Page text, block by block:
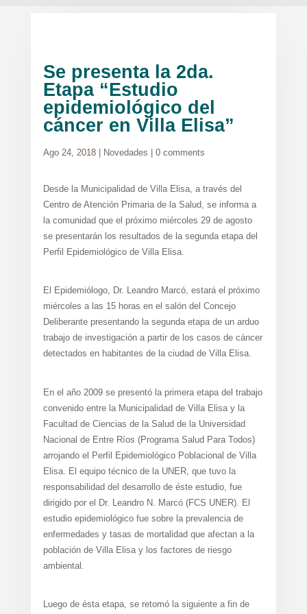
Se presenta la 2da.
Etapa “Estudio
epidemiológico del
cáncer en Villa Elisa”
Ago 24, 2018| Novedades 0 comments
Desde la Municipalidad de Villa Elisa, a través del
Centro de Atención Primaria de la Salud, se informa a
la comunidad que el próximo miércoles 29 de agosto
se presentarán los resultados de la segunda etapa del
Perfil Epidemiológico de Villa Elisa.
El Epidemiólogo, Dr. Leandro Marcó, estará el próximo
miércoles a las 15 horas en el salón del Concejo
Deliberante presentando la segunda etapa de un arduo
trabajo de investigación a partir de los casos de cáncer
detectados en habitantes de la ciudad de Villa Elisa.
En el año 2009 se presentó la primera etapa del trabajo
convenido entre la Municipalidad de Villa Elisa y la
Facultad de Ciencias de la Salud de la Universidad
Nacional de Entre Ríos (Programa Salud Para Todos)
arrojando el Perfil Epidemiológico Poblacional de Villa
Elisa. El equipo técnico de la UNER, que tuvo la
responsabilidad del desarrollo de éste estudio, fue
dirigido por el Dr. Leandro N. Marcó (FCS UNER). El
estudio epidemiológico fue sobre la prevalencia de
enfermedades y tasas de mortalidad que afectan a la
población de Villa Elisa y los factores de riesgo
ambiental.
Luego de ésta etapa, se retomó la siguiente a fin de